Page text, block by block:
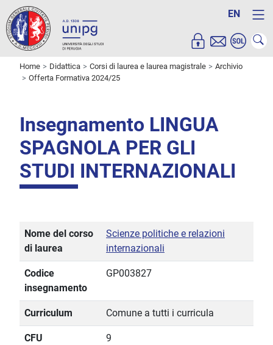
EN
Home Didattica Corsi di laurea e laurea magistrale
Archivio
Offerta Formativa 2024/25
Insegnamento LINGUA
SPAGNOLA PER GLI
STUDI INTERNAZIONALI
Nome del corso
di laurea
Scienze politiche e relazioni
internazionali
Codice
insegnamento
GP003827
Curriculum Comune a tutti i curricula
CFU 9